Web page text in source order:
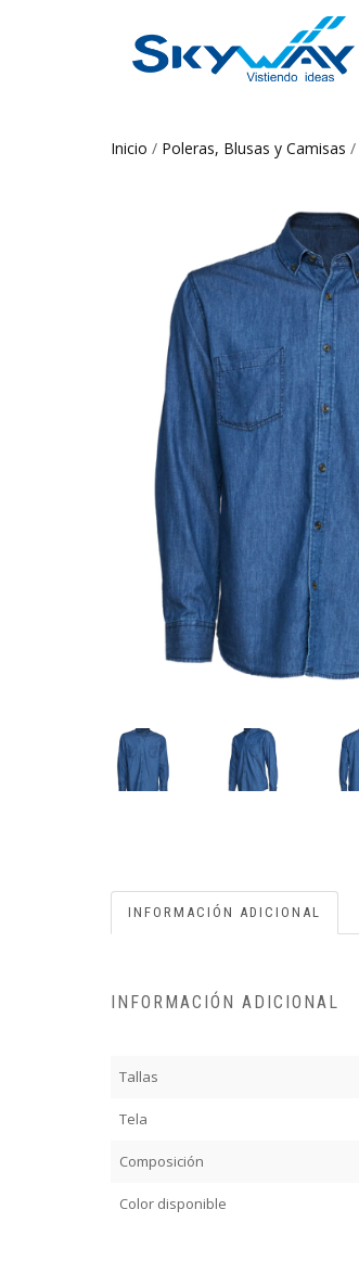
Inicio / Poleras, Blusas y Camisas /
INFORMACIÓN ADICIONAL
INFORMACIÓN ADICIONAL
Tallas
Tela
Composición
Color disponible